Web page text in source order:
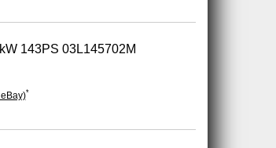
143PS 03L145702M
*